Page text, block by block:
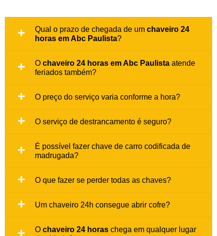
Qual o prazo de chegada de um chaveiro 24
horas em Abc Paulista?
O chaveiro 24 horas em Abc Paulista atende
feriados também?
O preço do serviço varia conforme a hora?
O serviço de destrancamento é seguro?
É possível fazer chave de carro codificada de
madrugada?
O que fazer se perder todas as chaves?
Um chaveiro 24h consegue abrir cofre?
O chaveiro 24 horas chega em qualquer lugar